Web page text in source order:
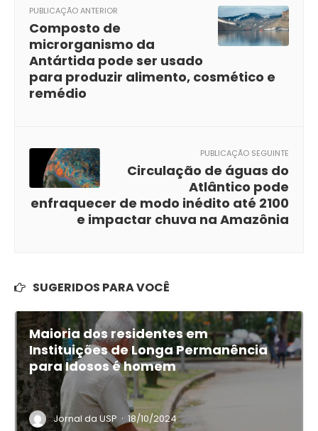
PUBLICAÇÃO ANTERIOR
Composto de
microrganismo da
Antártida pode ser usado
para produzir alimento, cosmético e
remédio
PUBLICAÇÃO SEGUINTE
Circulação de águas do
Atlântico pode
enfraquecer de modo inédito até 2100
e impactar chuva na Amazônia
SUGERIDOS PARA VOCÊ
Maioria dos residentes em
Instituições de Longa Permanência
para Idosos é homem
Jornal da USP · 18/10/2024